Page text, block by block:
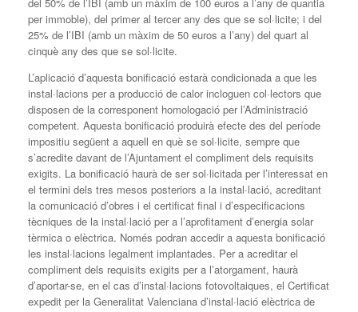
per immoble), del primer al tercer any des que se sol·licite; i del
25% de l’IBI (amb un màxim de 50 euros a l’any) del quart al
cinquè any des que se sol·licite.
L’aplicació d’aquesta bonificació estarà condicionada a que les
instal·lacions per a producció de calor incloguen col·lectors que
disposen de la corresponent homologació per l’Administració
competent. Aquesta bonificació produirà efecte des del període
impositiu següent a aquell en què se sol·licite, sempre que
s’acredite davant de l’Ajuntament el compliment dels requisits
exigits. La bonificació haurà de ser sol·licitada per l’interessat en
el termini dels tres mesos posteriors a la instal·lació, acreditant
la comunicació d’obres i el certificat final i d’especificacions
tècniques de la instal·lació per a l’aprofitament d’energia solar
tèrmica o elèctrica. Només podran accedir a aquesta bonificació
les instal·lacions legalment implantades. Per a acreditar el
compliment dels requisits exigits per a l’atorgament, haurà
d’aportar-se, en el cas d’instal·lacions fotovoltaiques, el Certificat
expedit per la Generalitat Valenciana d’instal·lació elèctrica de